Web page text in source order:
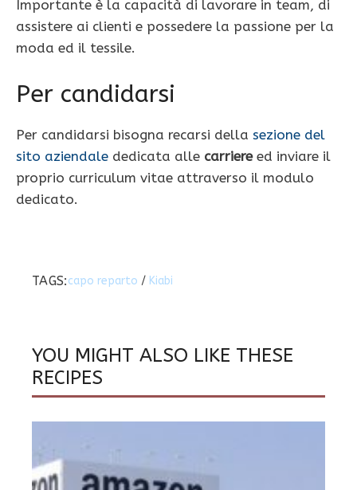
Importante è la capacità di lavorare in team, di
assistere ai clienti e possedere la passione per la
moda ed il tessile.
Per candidarsi
Per candidarsi bisogna recarsi della sezione del
sito aziendale dedicata alle carriereed inviare il
proprio curriculum vitae attraverso il modulo
dedicato.
TAGS:capo reparto / Kiabi
YOU MIGHT ALSO LIKE THESE
RECIPES